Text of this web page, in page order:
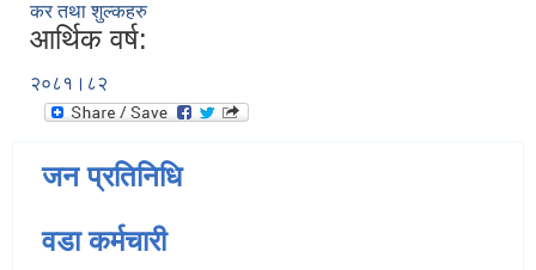
कर तथा शुल्कहरु
आर्थिक वर्ष:
२०८१।८२
जन प्रतिनिधि
वडा कर्मचारी